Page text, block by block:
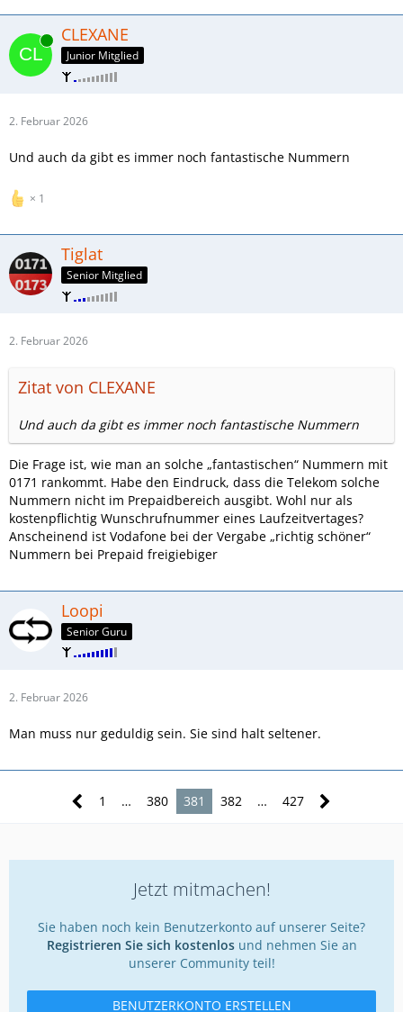
Online CLEXANE
Junior Mitglied
2. Februar 2026
Und auch da gibt es immer noch fantastische Nummern
1
Tiglat
Senior Mitglied
2. Februar 2026
Zitat von CLEXANE
Und auch da gibt es immer noch fantastische Nummern
Die Frage ist, wie man an solche „fantastischen“ Nummern mit
0171 rankommt. Habe den Eindruck, dass die Telekom solche
Nummern nicht im Prepaidbereich ausgibt. Wohl nur als
kostenpflichtig Wunschrufnummer eines Laufzeitvertages?
Anscheinend ist Vodafone bei der Vergabe „richtig schöner“
Nummern bei Prepaid freigiebiger
Loopi
Senior Guru
2. Februar 2026
Man muss nur geduldig sein. Sie sind halt seltener.
1 … 380 381 382 … 427
Jetzt mitmachen!
Sie haben noch kein Benutzerkonto auf unserer Seite?
Registrieren Sie sich kostenlosund nehmen Sie an
unserer Community teil!
BENUTZERKONTO ERSTELLEN